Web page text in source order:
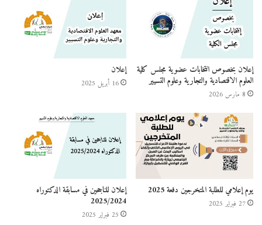
إعلان بخصوص انتخابات عضوية مجلس كلية
العلوم الاقتصادية والتجارية وعلوم التسيير
8 مارس 2026
إعلان
16 أبريل 2025
يوم إعلامي للطلبة المتخرجين دفعة 2025
27 فبراير 2025
إعلان للناجحين في مسابقة الدكتوراه
2025/2024
25 فبراير 2025